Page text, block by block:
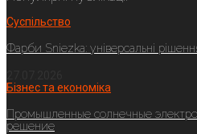
Суспільство
Фарби Sniezka: універсальні
Бізнес та економіка
Промышленные солнечные
решение